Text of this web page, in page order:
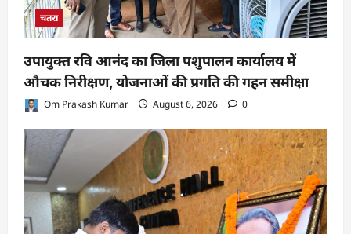
चतरा
उपायुक्त रवि आनंद का जिला पशुपालन कार्यालय में
औचक निरीक्षण, योजनाओं की प्रगति की गहन समीक्षा
Om Prakash Kumar August 6, 2026 0